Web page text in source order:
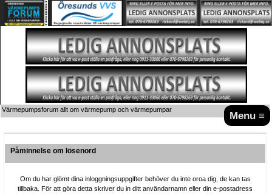
Menu ≡
Värmepumpsforum allt om värmepump och värmepumpar
Påminnelse om lösenord
Om du har glömt dina inloggningsuppgifter behöver du inte oroa dig, de kan tas
tillbaka. För att göra detta skriver du in ditt användarnamn eller din e-postadress